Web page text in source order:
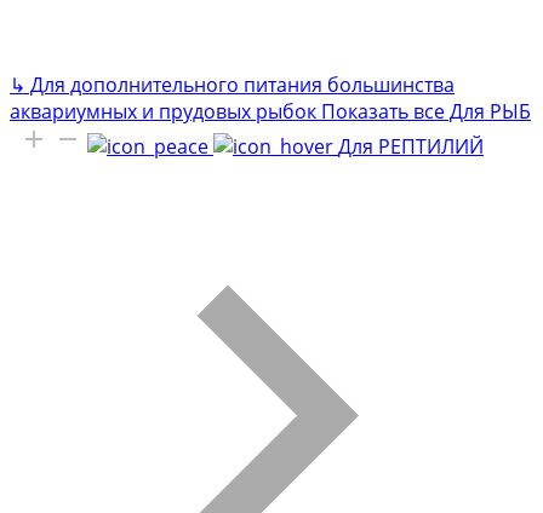
↳ Для дополнительного питания большинства
аквариумных и прудовых рыбок Показать все Для РЫБ
Для РЕПТИЛИЙ